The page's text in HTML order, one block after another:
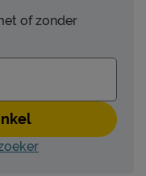
of zonder